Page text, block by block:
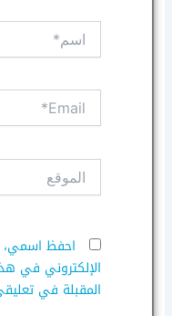
اسم*
Email*
الموقع
احفظ اسمي،
الإلكتروني في
المقبلة في